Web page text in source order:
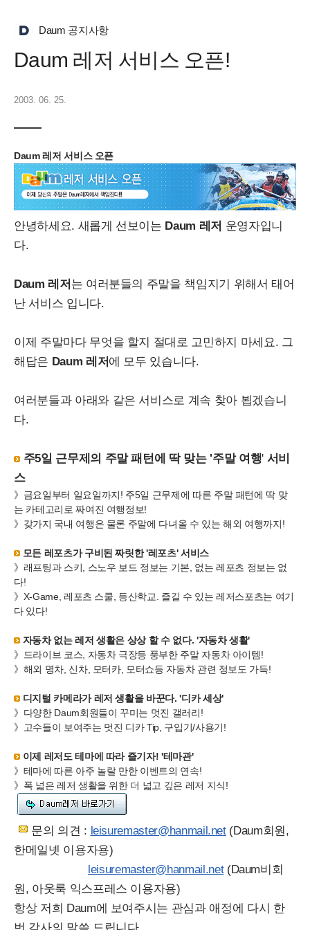
Daum 공지사항
Daum 레저 서비스 오픈!
2003. 06. 25.
Daum 레저 서비스 오픈
안녕하세요. 새롭게 선보이는 Daum 레저 운영자입니
다.
Daum 레저 는 여러분들의 주말을 책임지기 위해서 태어
난 서비스 입니다.
이제 주말마다 무엇을 할지 절대로 고민하지 마세요. 그
해답은 Daum 레저 에 모두 있습니다.
여러분들과 아래와 같은 서비스로 계속 찾아 뵙겠습니
다.
주5일 근무제의 주말 패턴에 딱 맞는 '주말 여행'서비
스
》금요일부터 일요일까지! 주5일 근무제에 따른 주말 패턴에 딱 맞
는 카테고리로 짜여진 여행정보!
》갖가지 국내 여행은 물론 주말에 다녀올 수 있는 해외 여행까지!
모든 레포츠가 구비된 짜릿한 '레포츠' 서비스
》래프팅과 스키, 스노우 보드 정보는 기본, 없는 레포츠 정보는 없
다!
》X-Game, 레포츠 스쿨, 등산학교. 즐길 수 있는 레저스포츠는 여기
다 있다!
자동차 없는 레저 생활은 상상 할 수 없다. '자동차 생활'
》드라이브 코스, 자동차 극장등 풍부한 주말 자동차 아이템!
》해외 명차, 신차, 모터카, 모터쇼등 자동차 관련 정보도 가득!
디지털 카메라가 레저 생활을 바꾼다. '디카 세상'
》다양한 Daum회원들이 꾸미는 멋진 갤러리!
》고수들이 보여주는 멋진 디카 Tip, 구입기/사용기!
이제 레저도 테마에 따라 즐기자! '테마관'
》테마에 따른 아주 놀랄 만한 이벤트의 연속!
》폭 넓은 레저 생활을 위한 더 넓고 깊은 레저 지식!
문의 의견 : leisuremaster@hanmail.net(Daum회원,
한메일넷 이용자용)
leisuremaster@hanmail.net(Daum비회
원, 아웃룩 익스프레스 이용자용)
항상 저희 Daum에 보여주시는 관심과 애정에 다시 한